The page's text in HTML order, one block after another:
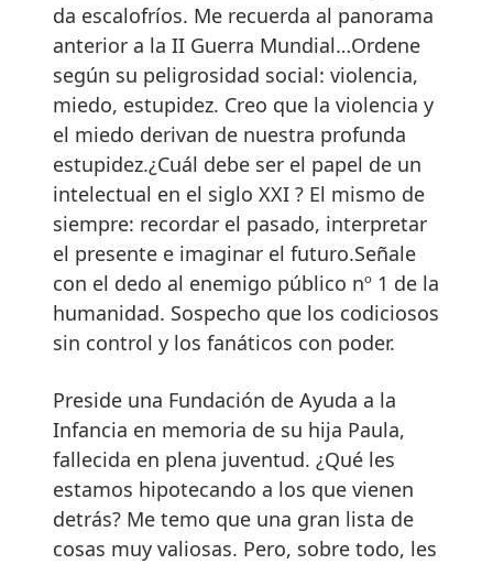
da escalofríos. Me recuerda al panorama
anterior a la II Guerra Mundial…Ordene
según su peligrosidad social: violencia,
miedo, estupidez. Creo que la violencia y
el miedo derivan de nuestra profunda
estupidez.¿Cuál debe ser el papel de un
intelectual en el siglo XXI ? El mismo de
siempre: recordar el pasado, interpretar
el presente e imaginar el futuro.Señale
con el dedo al enemigo público nº 1 de la
humanidad. Sospecho que los codiciosos
sin control y los fanáticos con poder.
Preside una Fundación de Ayuda a la
Infancia en memoria de su hija Paula,
fallecida en plena juventud. ¿Qué les
estamos hipotecando a los que vienen
detrás? Me temo que una gran lista de
cosas muy valiosas. Pero, sobre todo, les